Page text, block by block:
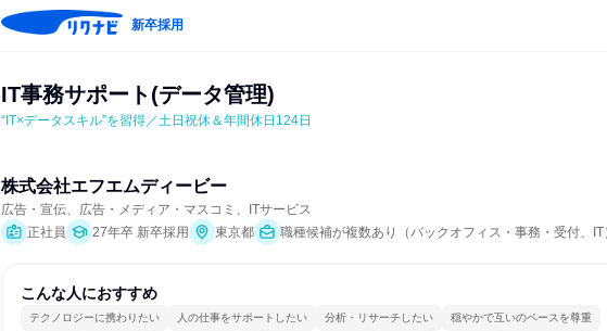
新卒採用
IT事務サポート(データ管理)
“IT×データスキル”を習得／土日祝休＆年間休日124日
株式会社エフエムディービー
広告・宣伝、広告・メディア・マスコミ、ITサービス
正社員
27年卒 新卒採用 東京都 職種候補が複数あり（バックオフィス・事務・受付、IT
こんな人におすすめ
テクノロジーに携わりたい 人の仕事をサポートしたい 分析・リサーチしたい 穏やかで互いのペースを尊重